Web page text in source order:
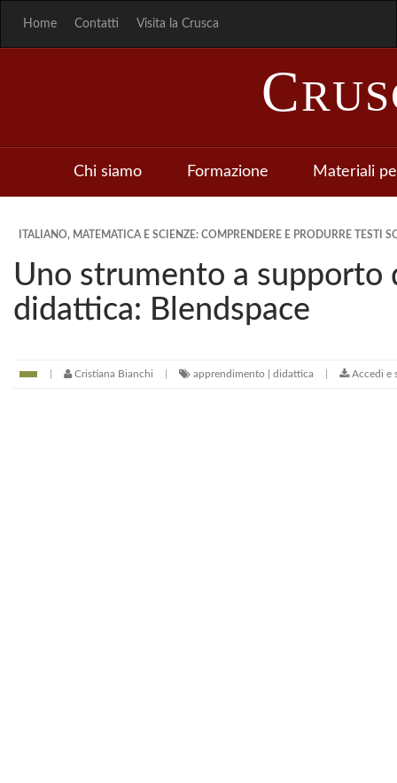
Home Contatti Visita la Crusca
C
Chi siamo Formazione Materiali
ITALIANO, MATEMATICA E SCIENZE: COMPRENDERE E PRODURRE TESTI
Uno strumento a supporto
didattica: Blendspace
Cristiana Bianchi apprendimento | didattica Accedi e